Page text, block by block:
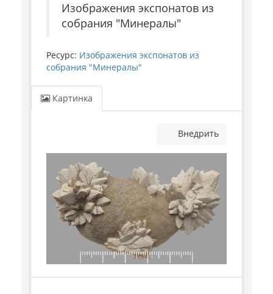
Изображения экспонатов из
собрания "Минералы"
Ресурс: Изображения экспонатов из
собрания "Минералы"
Картинка
Внедрить